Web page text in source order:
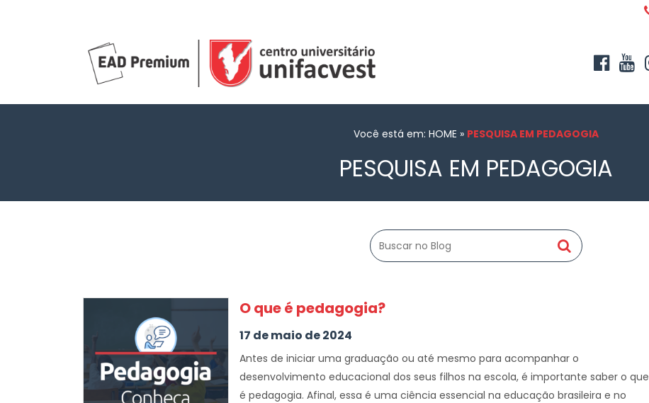
Você está em: HOME » PESQUISA EM PEDAGOGIA
PESQUISA EM PEDAGOGIA
O que é pedagogia?
17 de maio de 2024
Antes de iniciar uma graduação ou até mesmo para acompanhar o
desenvolvimento educacional dos seus filhos na escola, é importante saber o que
é pedagogia. Afinal, essa é uma ciência essencial na educação brasileira e no